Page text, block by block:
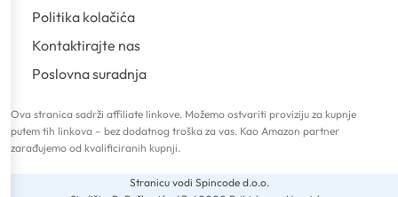
Politika kolačića
Kontaktirajte nas
Poslovna suradnja
Ova stranica sadrži affiliate linkove. Možemo ostvariti proviziju za kupnje
putem tih linkova – bez dodatnog troška za vas. Kao Amazon partner
zarađujemo od kvalificiranih kupnji.
Stranicu vodi Spincode d.o.o.